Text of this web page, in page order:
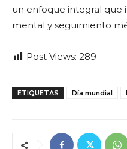
un enfoque integral que
mental y seguimiento
Post Views: 289
ETIQUETAS Día mundial